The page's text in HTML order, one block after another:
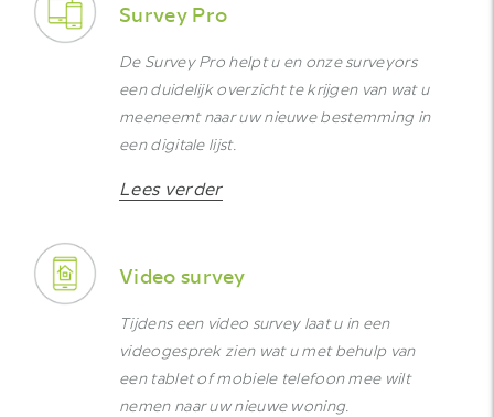
Survey Pro
De Survey Pro helpt u en onze surveyors
een duidelijk overzicht te krijgen van wat u
meeneemt naar uw nieuwe bestemming in
een digitale lijst.
Lees verder
Video survey
Tijdens een video survey laat u in een
videogesprek zien wat u met behulp van
een tablet of mobiele telefoon mee wilt
nemen naar uw nieuwe woning.